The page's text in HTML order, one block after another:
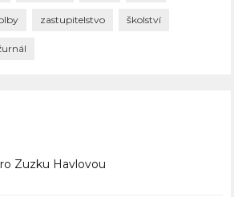
zastupitelstvo školství
Zuzku Havlovou